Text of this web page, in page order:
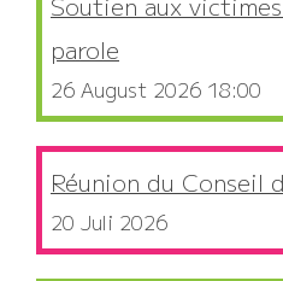
parole
26 August 2026 18:00
Réunion du Conseil
20 Juli 2026